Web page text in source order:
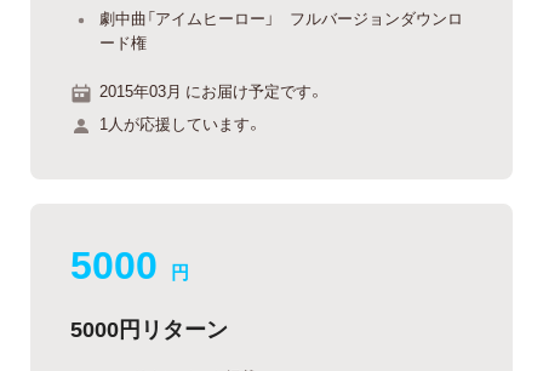
劇中曲「アイムヒーロー」 フルバージョンダウンロ
ード権
2015年03月 にお届け予定です。
1人が応援しています。
5000 円
5000円リターン